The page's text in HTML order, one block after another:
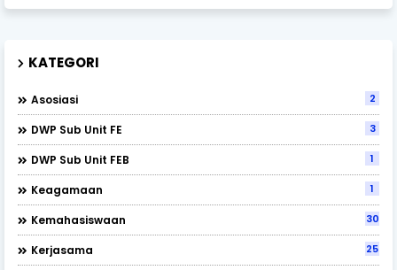
KATEGORI
Asosiasi 2
DWP Sub Unit FE 3
DWP Sub Unit FEB 1
Keagamaan 1
Kemahasiswaan 30
Kerjasama 25